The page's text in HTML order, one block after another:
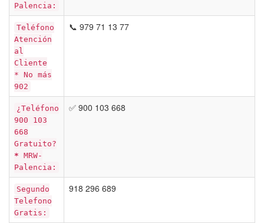
Palencia:
Teléfono
Atención
al
Cliente
* No más
902
📞 979 71 13 77
¿Teléfono
900 103
668
Gratuito?
* MRW-
Palencia:
✅ 900 103 668
Segundo
Telefono
Gratis:
918 296 689